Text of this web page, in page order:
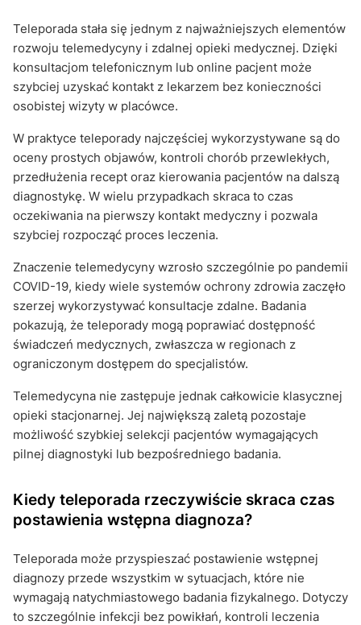
Teleporada stała się jednym z najważniejszych elementów
rozwoju telemedycyny i zdalnej opieki medycznej. Dzięki
konsultacjom telefonicznym lub online pacjent może
szybciej uzyskać kontakt z lekarzem bez konieczności
osobistej wizyty w placówce.
W praktyce teleporady najczęściej wykorzystywane są do
oceny prostych objawów, kontroli chorób przewlekłych,
przedłużenia recept oraz kierowania pacjentów na dalszą
diagnostykę. W wielu przypadkach skraca to czas
oczekiwania na pierwszy kontakt medyczny i pozwala
szybciej rozpocząć proces leczenia.
Znaczenie telemedycyny wzrosło szczególnie po pandemii
COVID-19, kiedy wiele systemów ochrony zdrowia zaczęło
szerzej wykorzystywać konsultacje zdalne. Badania
pokazują, że teleporady mogą poprawiać dostępność
świadczeń medycznych, zwłaszcza w regionach z
ograniczonym dostępem do specjalistów.
Telemedycyna nie zastępuje jednak całkowicie klasycznej
opieki stacjonarnej. Jej największą zaletą pozostaje
możliwość szybkiej selekcji pacjentów wymagających
pilnej diagnostyki lub bezpośredniego badania.
Kiedy teleporada rzeczywiście skraca czas
postawienia wstępna diagnoza?
Teleporada może przyspieszać postawienie wstępnej
diagnozy przede wszystkim w sytuacjach, które nie
wymagają natychmiastowego badania fizykalnego. Dotyczy
to szczególnie infekcji bez powikłań, kontroli leczenia